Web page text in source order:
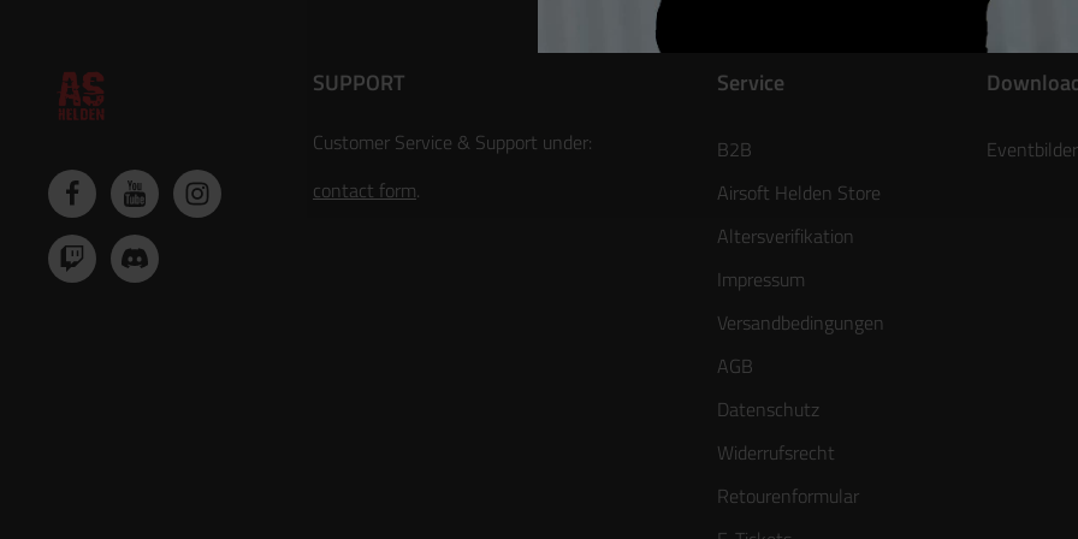
SUPPORT
Customer Service & Support under:
contact form.
Service
B2B
Airsoft Helden Store
Altersverifikation
Impressum
Versandbedingungen
AGB
Datenschutz
Widerrufsrecht
Retourenformular
Eventbilder